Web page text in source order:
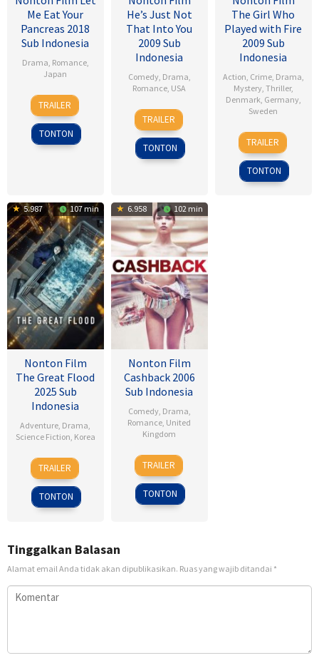
Me Eat Your
Pancreas 2018
Sub Indonesia
Drama, Romance,
Japan
28
Jul
2017
Sho
Tsukikawa
TRAILER
TONTON
He’s Just Not
That Into You
2009 Sub
Indonesia
Comedy, Drama,
Romance, USA
6
Feb
2009
Ken
Kwapis
TRAILER
TONTON
The Girl Who
Played with Fire
2009 Sub
Indonesia
Action, Crime, Drama,
Mystery, Thriller,
Denmark, Germany,
Sweden
18
Sep
2009
Daniel
Alfredson
TRAILER
TONTON
5.987 107 min
Nonton Film
The Great Flood
2025 Sub
Indonesia
Adventure, Drama,
Science Fiction, Korea
18
Sep
2025
Kim
Byung-
woo
TRAILER
TONTON
6.958 102 min
Nonton Film
Cashback 2006
Sub Indonesia
Comedy, Drama,
Romance, United
Kingdom
17
Jan
2007
Sean
Ellis
TRAILER
TONTON
Tinggalkan Balasan
Alamat email Anda tidak akan dipublikasikan. Ruas yang wajib ditandai *